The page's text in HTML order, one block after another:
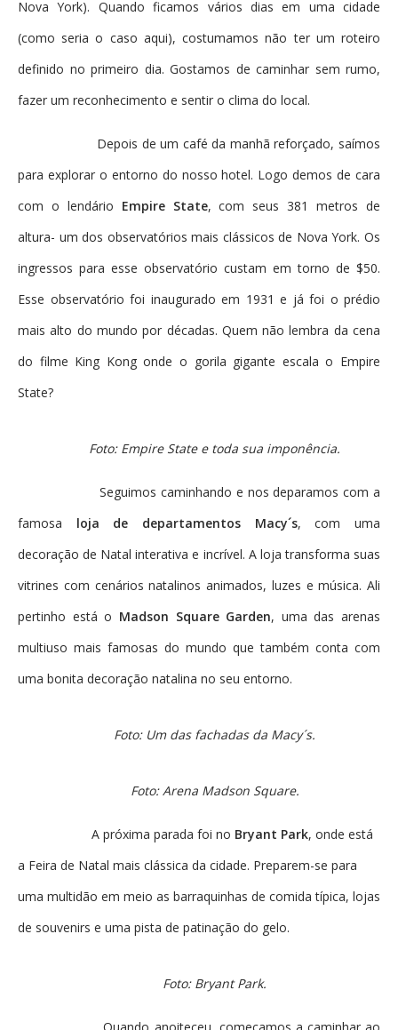
Nova York). Quando ficamos vários dias em uma cidade
(como seria o caso aqui), costumamos não ter um roteiro
definido no primeiro dia. Gostamos de caminhar sem rumo,
fazer um reconhecimento e sentir o clima do local.
Depois de um café da manhã reforçado, saímos
para explorar o entorno do nosso hotel. Logo demos de cara
com o lendário Empire State, com seus 381 metros de
altura- um dos observatórios mais clássicos de Nova York. Os
ingressos para esse observatório custam em torno de $50.
Esse observatório foi inaugurado em 1931 e já foi o prédio
mais alto do mundo por décadas. Quem não lembra da cena
do filme King Kong onde o gorila gigante escala o Empire
State?
Foto: Empire State e toda sua imponência.
Seguimos caminhando e nos deparamos com a
famosa loja de departamentos Macy´s, com uma
decoração de Natal interativa e incrível. A loja transforma suas
vitrines com cenários natalinos animados, luzes e música. Ali
pertinho está o Madson Square Garden, uma das arenas
multiuso mais famosas do mundo que também conta com
uma bonita decoração natalina no seu entorno.
Foto: Um das fachadas da Macy´s.
Foto: Arena Madson Square.
A próxima parada foi no Bryant Park, onde está
a Feira de Natal mais clássica da cidade. Preparem-se para
uma multidão em meio as barraquinhas de comida típica, lojas
de souvenirs e uma pista de patinação do gelo.
Foto: Bryant Park.